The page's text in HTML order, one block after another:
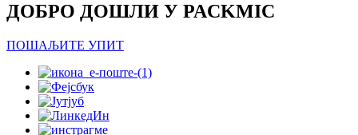
ДОБРО ДОШЛИ У PACKMIC
ПОШАЉИТЕ УПИТ